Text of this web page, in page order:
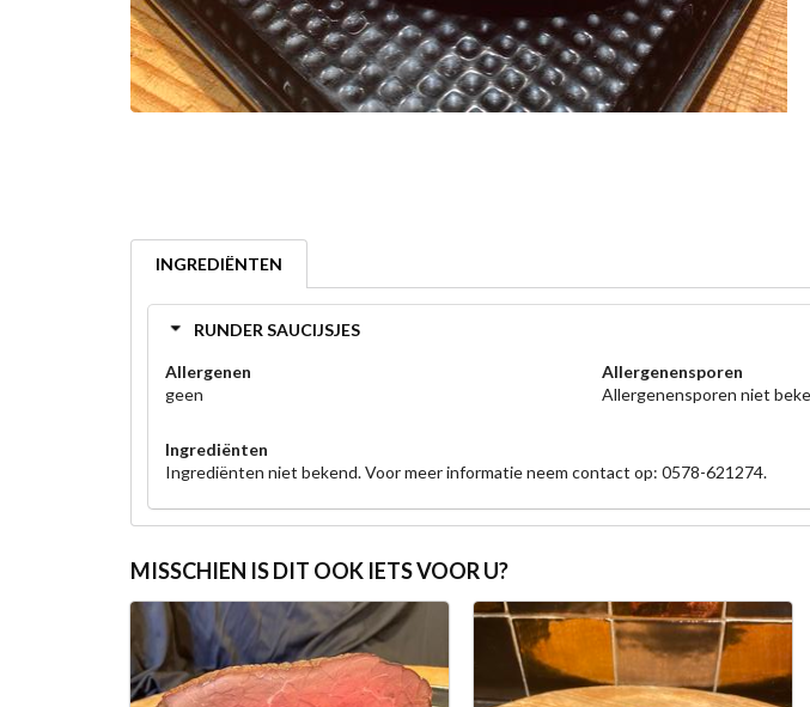
INGREDIËNTEN
RUNDER SAUCIJSJES
Allergenen
geen
Allergenensporen
Allergenensporen niet
Ingrediënten
Ingrediënten niet bekend. Voor meer informatie neem contact op: 0578-621274.
MISSCHIEN IS DIT OOK IETS VOOR U?